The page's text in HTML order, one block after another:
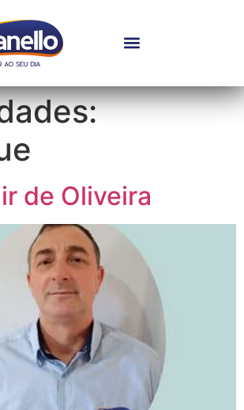
de Oliveira